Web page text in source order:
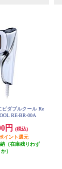
ピダブルクール Re
RE-BR-00A
円
(税込)
イント還元
（在庫残りわず
か）